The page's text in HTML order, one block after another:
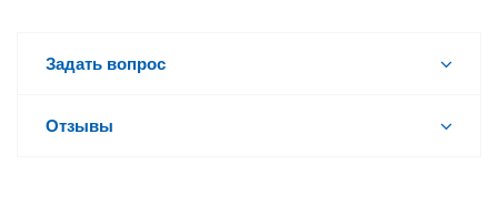
Задать вопрос
Отзывы